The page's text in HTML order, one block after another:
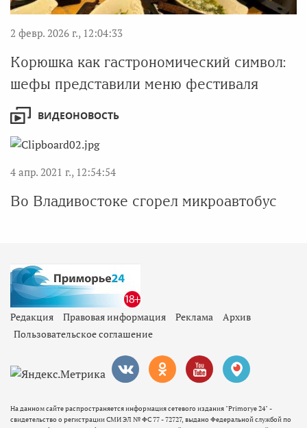
2 февр. 2026 г., 12:04:33
Корюшка как гастрономический символ:
шефы представили меню фестиваля
ВИДЕОНОВОСТЬ
4 апр. 2021 г., 12:54:54
Во Владивостоке сгорел микроавтобус
Редакция Правовая информация Реклама
Архив
Пользовательское соглашение
На данном сайте распространяется информация сетевого издания "Primorye 24" -
свидетельство о регистрации СМИ ЭЛ № ФС 77 - 72727, выдано Федеральной службой по